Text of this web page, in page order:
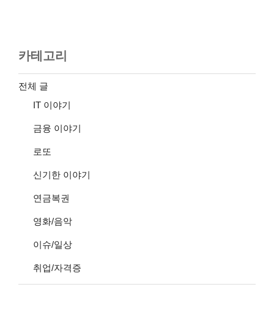
카테고리
전체 글
IT 이야기
금융 이야기
로또
신기한 이야기
연금복권
영화/음악
이슈/일상
취업/자격증